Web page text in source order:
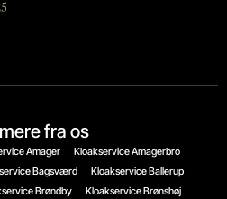
fra os
Amager
Kloakservice Amagerbro
Bagsværd
Kloakservice Ballerup
Brøndby
Kloakservice Brønshøj